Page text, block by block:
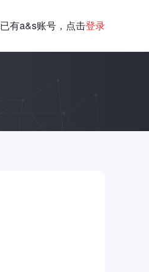
已有a&s账号，点击登录